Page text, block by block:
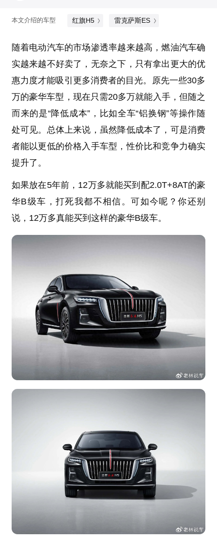
本文介绍的车型 红旗H5 雷克萨斯ES
随着电动汽车的市场渗透率越来越高，燃油汽车确
实越来越不好卖了，无奈之下，只有拿出更大的优
惠力度才能吸引更多消费者的目光。原先一些30多
万的豪华车型，现在只需20多万就能入手，但随之
而来的是“降低成本”，比如全车“铝换钢”等操作随
处可见。总体上来说，虽然降低成本了，可是消费
者能以更低的价格入手车型，性价比和竞争力确实
提升了。
如果放在5年前，12万多就能买到配2.0T+8AT的豪
华B级车，打死我都不相信。可如今呢？你还别
说，12万多真能买到这样的豪华B级车。